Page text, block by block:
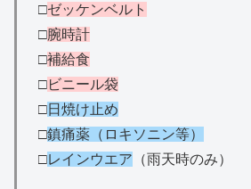
□ゼッケンベルト
□腕時計
□補給食
□ビニール袋
□日焼け止め
□鎮痛薬（ロキソニン等）
□レインウエア （雨天時のみ）